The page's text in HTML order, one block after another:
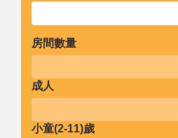
房間數量
成人
小童(2-11)歲